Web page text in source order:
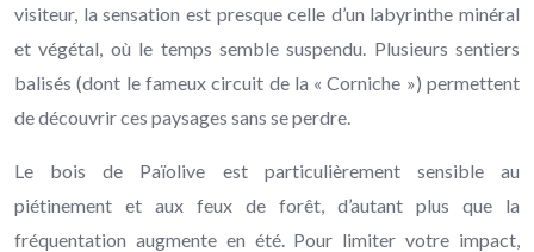
visiteur, la sensation est presque celle d’un labyrinthe minéral
et végétal, où le temps semble suspendu. Plusieurs sentiers
balisés (dont le fameux circuit de la « Corniche ») permettent
de découvrir ces paysages sans se perdre.
Le bois de Païolive est particulièrement sensible au
piétinement et aux feux de forêt, d’autant plus que la
fréquentation augmente en été. Pour limiter votre impact,